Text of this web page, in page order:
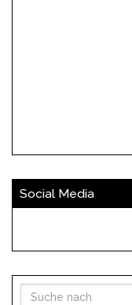
Social Media